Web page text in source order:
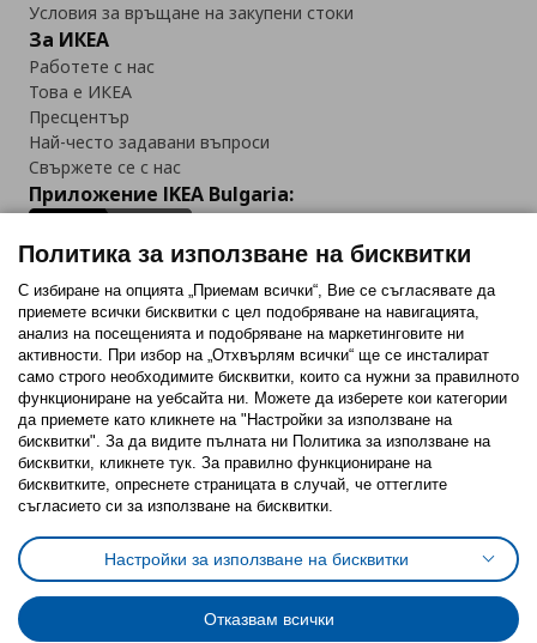
Условия за връщане на закупени стоки
За ИКЕА
Работете с нас
Това е ИКЕА
Пресцентър
Най-често задавани въпроси
Свържете се с нас
Приложение IKEA Bulgaria:
Последвайте ни:
FacebookTwitterYoutubePinterestInstagram
Политика за използване на бисквитки (Cookies)
Избор на настройки за използване на бисквитки
Условия за ползване на ikea.bgОбща политика за личните данни
Политика за защита на личните данни на ikea.bg
Общи условия на програма IKEA Family
Политика за защита на лични данни на програма IKEA Family
Политика за използване на бисквитки
С избиране на опцията „Приемам всички“, Вие се съгласявате да
приемете всички бисквитки с цел подобряване на навигацията,
анализ на посещенията и подобряване на маркетинговите ни
активности. При избор на „Отхвърлям всички“ ще се инсталират
само строго необходимитe бисквитки, които са нужни за правилното
функциониране на уебсайта ни. Можете да изберете кои категории
да приемете като кликнете на "Настройки за използване на
бисквитки". За да видите пълната ни Политика за използване на
бисквитки, кликнете тук. За правилно функциониране на
бисквитките, опреснете страницата в случай, че оттеглите
съгласието си за използване на бисквитки.
Настройки за използване на бисквитки
Отказвам всички